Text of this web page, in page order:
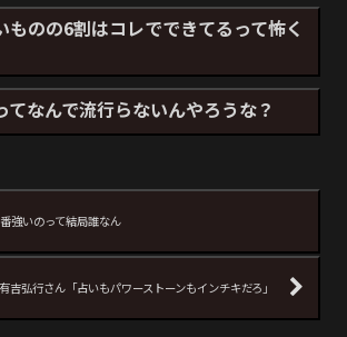
ものの6割はコレでできてるって怖く
てなんで流行らないんやろうな？
強いのって結局誰なん
有吉弘行さん「占いもパワーストーンもインチキだろ」